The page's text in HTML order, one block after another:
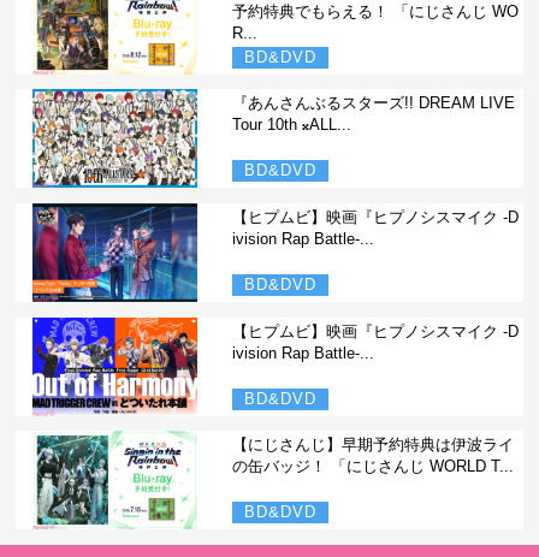
予約特典でもらえる！ 「にじさんじ WO
R...
BD&DVD
『あんさんぶるスターズ!! DREAM LIVE
Tour 10th 𝄪ALL...
BD&DVD
【ヒプムビ】映画『ヒプノシスマイク -D
ivision Rap Battle-...
BD&DVD
【ヒプムビ】映画『ヒプノシスマイク -D
ivision Rap Battle-...
BD&DVD
【にじさんじ】早期予約特典は伊波ライ
の缶バッジ！ 「にじさんじ WORLD T...
BD&DVD